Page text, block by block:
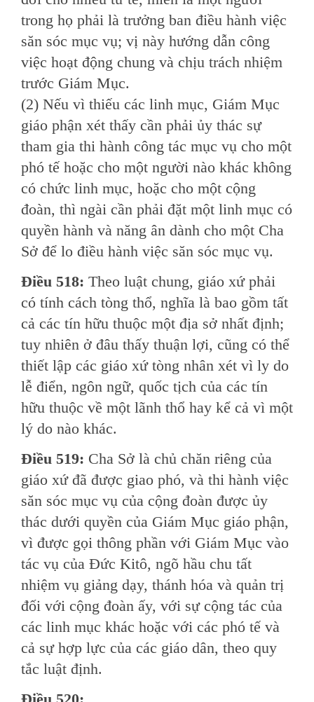
trong họ phải là trưởng ban điều hành việc
săn sóc mục vụ; vị này hướng dẫn công
việc hoạt động chung và chịu trách nhiệm
trước Giám Mục.
(2) Nếu vì thiếu các linh mục, Giám Mục
giáo phận xét thấy cần phải ủy thác sự
tham gia thi hành công tác mục vụ cho một
phó tế hoặc cho một người nào khác không
có chức linh mục, hoặc cho một cộng
đoàn, thì ngài cần phải đặt một linh mục có
quyền hành và năng ân dành cho một Cha
Sở để lo điều hành việc săn sóc mục vụ.
Ðiều 518: Theo luật chung, giáo xứ phải
có tính cách tòng thổ, nghĩa là bao gồm tất
cả các tín hữu thuộc một địa sở nhất định;
tuy nhiên ở đâu thấy thuận lợi, cũng có thể
thiết lập các giáo xứ tòng nhân xét vì ly do
lễ điển, ngôn ngữ, quốc tịch của các tín
hữu thuộc về một lãnh thổ hay kể cả vì một
lý do nào khác.
Ðiều 519: Cha Sở là chủ chăn riêng của
giáo xứ đã được giao phó, và thi hành việc
săn sóc mục vụ của cộng đoàn được ủy
thác dưới quyền của Giám Mục giáo phận,
vì được gọi thông phần với Giám Mục vào
tác vụ của Ðức Kitô, ngõ hầu chu tất
nhiệm vụ giảng dạy, thánh hóa và quản trị
đối với cộng đoàn ấy, với sự cộng tác của
các linh mục khác hoặc với các phó tế và
cả sự hợp lực của các giáo dân, theo quy
tắc luật định.